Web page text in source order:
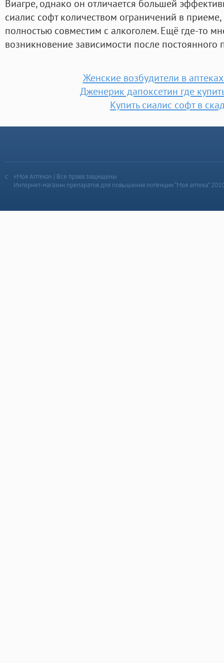
Виагре, однако он отличается большей
сиалис софт количеством ограничений в
полностью совместим с алкоголем. Ещё где-то
возникновение зависимости после постоянного
Женские возбудители в
Дженерик дапоксетин где
Купить сиалис софт в
«Моя Аптека» | Все права защищены
Интернет-магазин препаратов для повышения потенции “Моя аптека”